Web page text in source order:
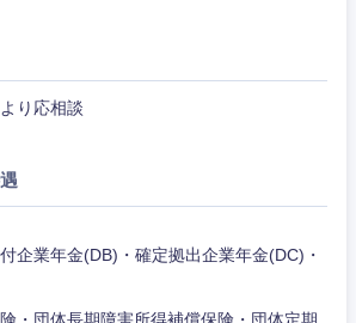
り応相談
企業年金(DB)・確定拠出企業年金(DC)・
・団体長期障害所得補償保険・団体定期
ンクタンク
ア
メント